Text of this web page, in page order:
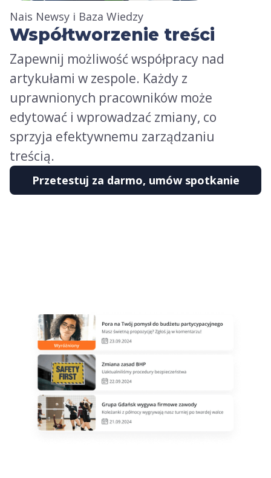
Nais Newsy i Baza Wiedzy
Współtworzenie treści
Zapewnij możliwość współpracy nad
artykułami w zespole. Każdy z
uprawnionych pracowników może
edytować i wprowadzać zmiany, co
sprzyja efektywnemu zarządzaniu
treścią.
Przetestuj za darmo, umów spotkanie